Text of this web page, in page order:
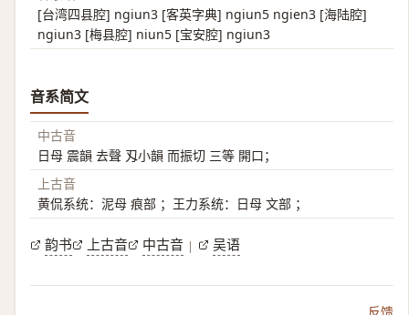
[台湾四县腔] ngiun3 [客英字典] ngiun5 ngien3 [海陆腔]
ngiun3 [梅县腔] niun5 [宝安腔] ngiun3
音系简文
中古音
日母 震韻 去聲 刄小韻 而振切 三等 開口；
上古音
黄侃系统：泥母 痕部 ；王力系统：日母 文部 ；
韵书 上古音 中古音 | 吴语